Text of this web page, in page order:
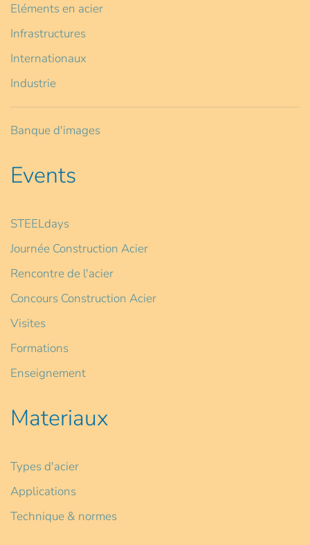
Eléments en acier
Infrastructures
Internationaux
Industrie
Banque d'images
Events
STEELdays
Journée Construction Acier
Rencontre de l'acier
Concours Construction Acier
Visites
Formations
Enseignement
Materiaux
Types d'acier
Applications
Technique & normes